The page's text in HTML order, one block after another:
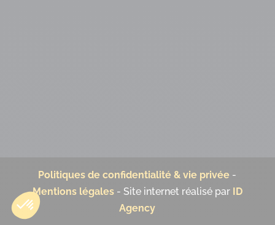
Politiques de confidentialité & vie privée -
Mentions légales- Site internet réalisé par
ID
Agency